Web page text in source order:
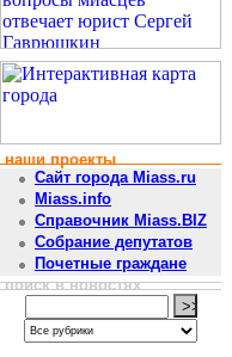
наши проекты
Сайт города Miass.ru
Miass.info
Справочник Miass.BIZ
Собрание депутатов
Почетные граждане
поиск в новостях